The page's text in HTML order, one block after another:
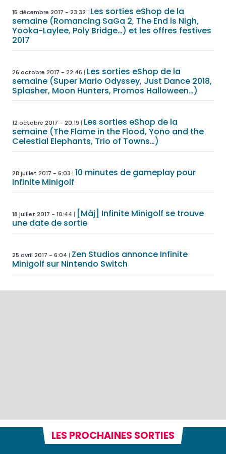
15 décembre 2017 - 23:32
Les sorties eShop de la
semaine (Romancing SaGa 2, The End is Nigh,
Yooka-Laylee, Poly Bridge…) et les offres festives
2017
26 octobre 2017 - 22:46
Les sorties eShop de la
semaine (Super Mario Odyssey, Just Dance 2018,
Splasher, Moon Hunters, Promos Halloween…)
12 octobre 2017 - 20:19
Les sorties eShop de la
semaine (The Flame in the Flood, Yono and the
Celestial Elephants, Trio of Towns…)
28 juillet 2017 - 6:03
10 minutes de gameplay pour
Infinite Minigolf
18 juillet 2017 - 10:44
[Màj] Infinite Minigolf se trouve
une date de sortie
25 avril 2017 - 6:04
Zen Studios annonce Infinite
Minigolf sur Nintendo Switch
LES PROCHAINES SORTIES